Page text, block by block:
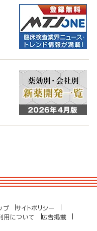
プ
サイトポリシー
用について
広告掲載